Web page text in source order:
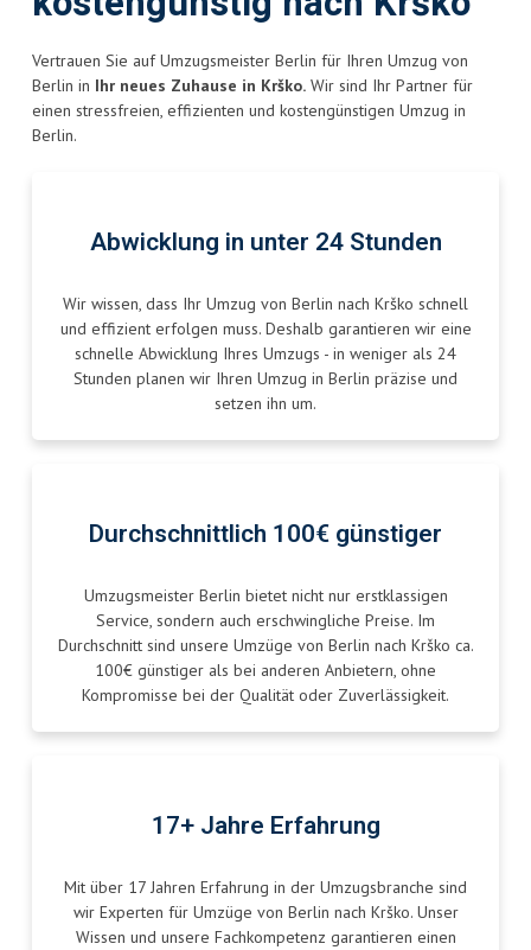
Vertrauen Sie auf Umzugsmeister Berlin für Ihren Umzug von
Berlin in Ihr neues Zuhause in Krško. Wir sind Ihr Partner für
einen stressfreien, effizienten und kostengünstigen Umzug in
Berlin.
Abwicklung in unter 24 Stunden
Wir wissen, dass Ihr Umzug von Berlin nach Krško schnell
und effizient erfolgen muss. Deshalb garantieren wir eine
schnelle Abwicklung Ihres Umzugs - in weniger als 24
Stunden planen wir Ihren Umzug in Berlin präzise und
setzen ihn um.
Durchschnittlich 100€ günstiger
Umzugsmeister Berlin bietet nicht nur erstklassigen
Service, sondern auch erschwingliche Preise. Im
Durchschnitt sind unsere Umzüge von Berlin nach Krško ca.
100€ günstiger als bei anderen Anbietern, ohne
Kompromisse bei der Qualität oder Zuverlässigkeit.
17+ Jahre Erfahrung
Mit über 17 Jahren Erfahrung in der Umzugsbranche sind
wir Experten für Umzüge von Berlin nach Krško. Unser
Wissen und unsere Fachkompetenz garantieren einen